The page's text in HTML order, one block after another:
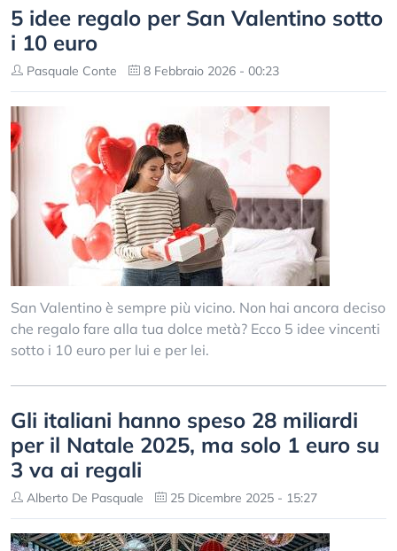
5 idee regalo per San Valentino sotto
i 10 euro
Pasquale Conte 8 Febbraio 2026 - 00:23
San Valentino è sempre più vicino. Non hai ancora deciso
che regalo fare alla tua dolce metà? Ecco 5 idee vincenti
sotto i 10 euro per lui e per lei.
Gli italiani hanno speso 28 miliardi
per il Natale 2025, ma solo 1 euro su
3 va ai regali
Alberto De Pasquale 25 Dicembre 2025 - 15:27